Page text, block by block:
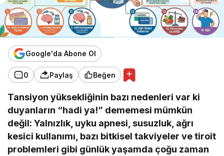
Google'da Abone Ol
0 Paylaş Beğen
Tansiyon yüksekliğinin bazı nedenleri var ki
duyanların “hadi ya!” dememesi mümkün
değil: Yalnızlık, uyku apnesi, susuzluk, ağrı
kesici kullanımı, bazı bitkisel takviyeler ve tiroit
problemleri gibi günlük yaşamda çoğu zaman